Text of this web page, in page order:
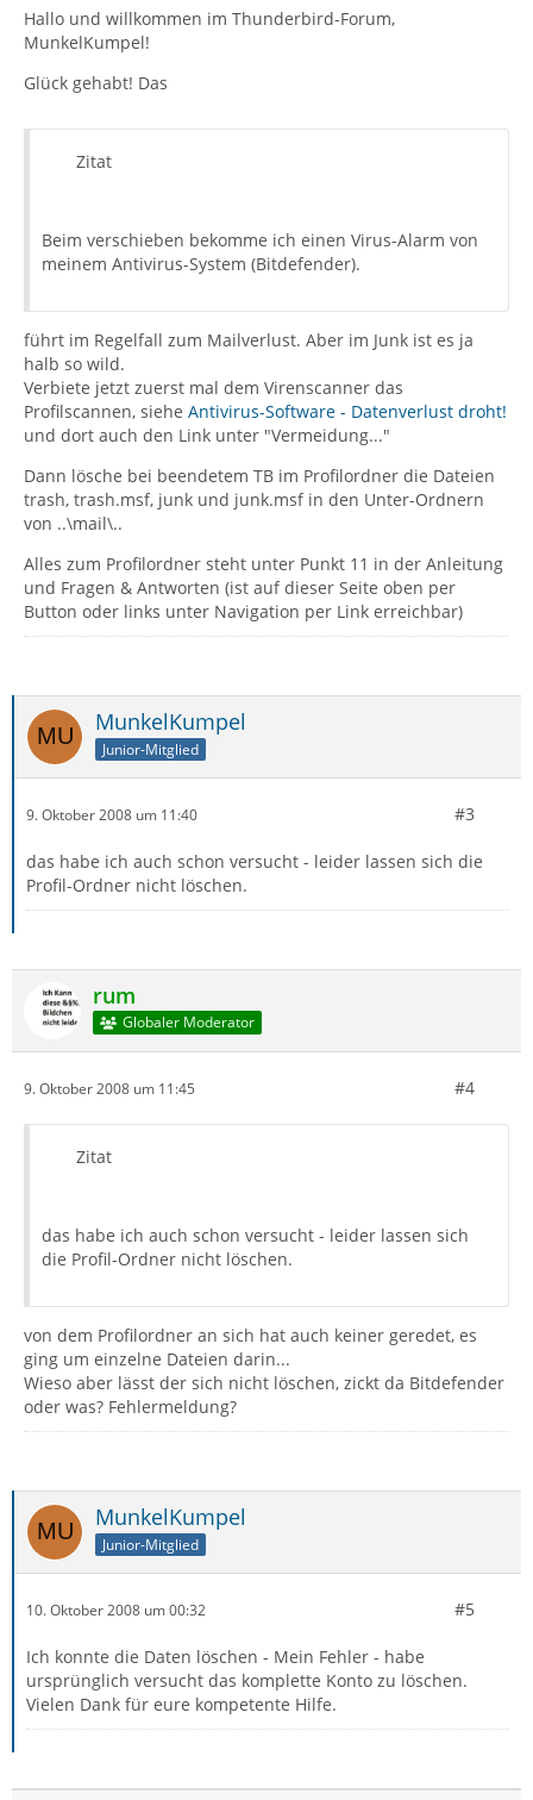
Hallo und willkommen im Thunderbird-Forum,
MunkelKumpel!
Glück gehabt! Das
Zitat
Beim verschieben bekomme ich einen Virus-Alarm von
meinem Antivirus-System (Bitdefender).
führt im Regelfall zum Mailverlust. Aber im Junk ist es ja
halb so wild.
Verbiete jetzt zuerst mal dem Virenscanner das
Profilscannen, siehe Antivirus-Software - Datenverlust droht!
und dort auch den Link unter "Vermeidung..."
Dann lösche bei beendetem TB im Profilordner die Dateien
trash, trash.msf, junk und junk.msf in den Unter-Ordnern
von ..\mail\..
Alles zum Profilordner steht unter Punkt 11 in der Anleitung
und Fragen & Antworten (ist auf dieser Seite oben per
Button oder links unter Navigation per Link erreichbar)
MunkelKumpel
Junior-Mitglied
9. Oktober 2008 um 11:40 #3
das habe ich auch schon versucht - leider lassen sich die
Profil-Ordner nicht löschen.
rum
Globaler Moderator
9. Oktober 2008 um 11:45 #4
Zitat
das habe ich auch schon versucht - leider lassen sich
die Profil-Ordner nicht löschen.
von dem Profilordner an sich hat auch keiner geredet, es
ging um einzelne Dateien darin...
Wieso aber lässt der sich nicht löschen, zickt da Bitdefender
oder was? Fehlermeldung?
MunkelKumpel
Junior-Mitglied
10. Oktober 2008 um 00:32 #5
Ich konnte die Daten löschen - Mein Fehler - habe
ursprünglich versucht das komplette Konto zu löschen.
Vielen Dank für eure kompetente Hilfe.